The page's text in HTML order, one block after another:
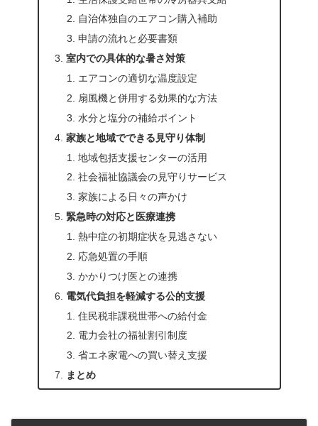
自治体独自のエアコン購入補助
申請の流れと必要書類
室内での具体的な暑さ対策
エアコンの適切な温度設定
扇風機と併用する効果的な方法
水分と塩分の補給ポイント
家族と地域でできる見守り体制
地域包括支援センターの活用
社会福祉協議会の見守りサービス
家族による日々の声かけ
緊急時の対応と医療連携
熱中症の初期症状を見逃さない
応急処置の手順
かかりつけ医との連携
電気代負担を軽減する公的支援
住民税非課税世帯への給付金
電力会社の福祉割引制度
省エネ家電への買い替え支援
まとめ